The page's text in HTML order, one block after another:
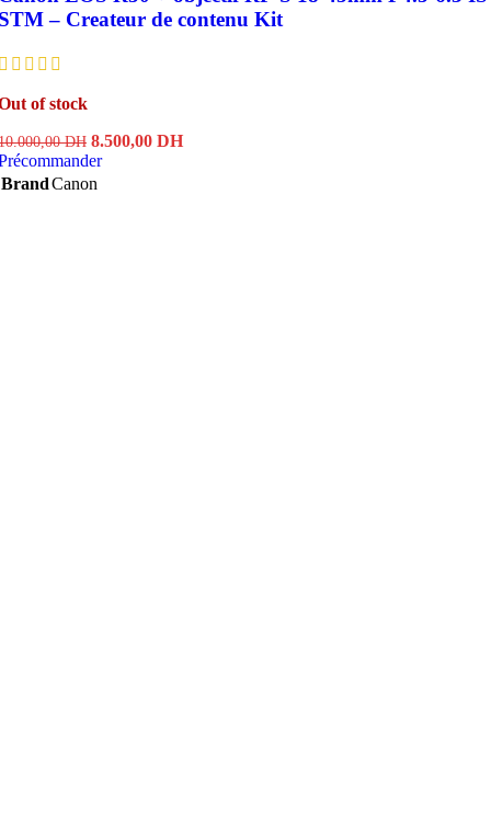
– Createur de contenu Kit
of stock
DH Original
price
was:
8.500,00 DHCurrent
BrandCanon